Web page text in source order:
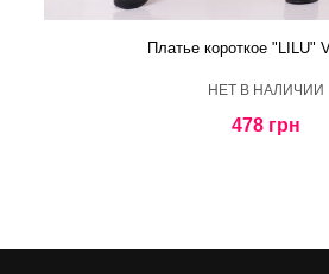
Платье короткое "LILU"
HЕТ В НАЛИЧИИ
478 грн